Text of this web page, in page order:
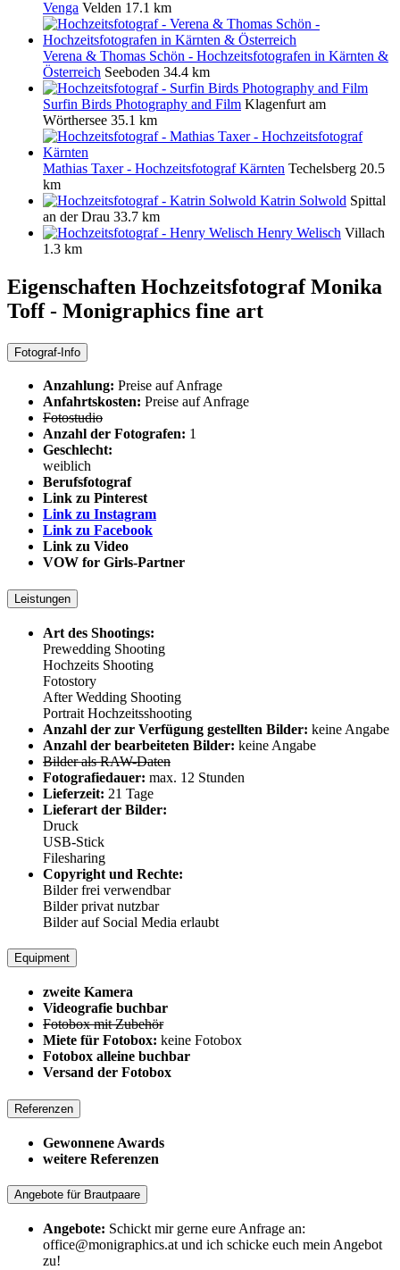
Venga Velden 17.1 km
Verena & Thomas Schön - Hochzeitsfotografen in Kärnten &
Österreich Seeboden 34.4 km
Surfin Birds Photography and Film Klagenfurt am
Wörthersee 35.1 km
Mathias Taxer - Hochzeitsfotograf Kärnten Techelsberg 20.5
km
Katrin Solwold Spittal
an der Drau 33.7 km
Henry Welisch Villach
1.3 km
Eigenschaften HochzeitsfotografMonika
Toff - Monigraphics fine art
Fotograf-Info
Anzahlung: Preise auf Anfrage
Anfahrtskosten: Preise auf Anfrage
Fotostudio
Anzahl der Fotografen: 1
Geschlecht:
weiblich
Berufsfotograf
Link zu Pinterest
Link zu Instagram
Link zu Facebook
Link zu Video
VOW for Girls-Partner
Leistungen
Art des Shootings:
Prewedding Shooting
Hochzeits Shooting
Fotostory
After Wedding Shooting
Portrait Hochzeitsshooting
Anzahl der zur Verfügung gestellten Bilder: keine Angabe
Anzahl der bearbeiteten Bilder: keine Angabe
Bilder als RAW-Daten
Fotografiedauer: max. 12 Stunden
Lieferzeit: 21 Tage
Lieferart der Bilder:
Druck
USB-Stick
Filesharing
Copyright und Rechte:
Bilder frei verwendbar
Bilder privat nutzbar
Bilder auf Social Media erlaubt
Equipment
zweite Kamera
Videografie buchbar
Fotobox mit Zubehör
Miete für Fotobox: keine Fotobox
Fotobox alleine buchbar
Versand der Fotobox
Referenzen
Gewonnene Awards
weitere Referenzen
Angebote für Brautpaare
Angebote: Schickt mir gerne eure Anfrage an:
office@monigraphics.at und ich schicke euch mein Angebot
zu!